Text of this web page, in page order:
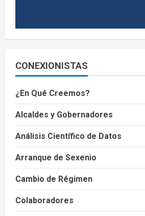
CONEXIONISTAS
¿En Qué Creemos?
Alcaldes y Gobernadores
Análisis Científico de Datos
Arranque de Sexenio
Cambio de Régimen
Colaboradores